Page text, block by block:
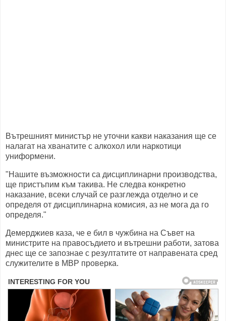
Вътрешният министър не уточни какви наказания ще се
налагат на хванатите с алкохол или наркотици
униформени.
"Нашите възможности са дисциплинарни производства,
ще пристъпим към такива. Не следва конкретно
наказание, всеки случай се разглежда отделно и се
определя от дисциплинарна комисия, аз не мога да го
определя."
Демерджиев каза, че е бил в чужбина на Съвет на
министрите на правосъдието и вътрешни работи, затова
днес ще се запознае с резултатите от направената сред
служителите в МВР проверка.